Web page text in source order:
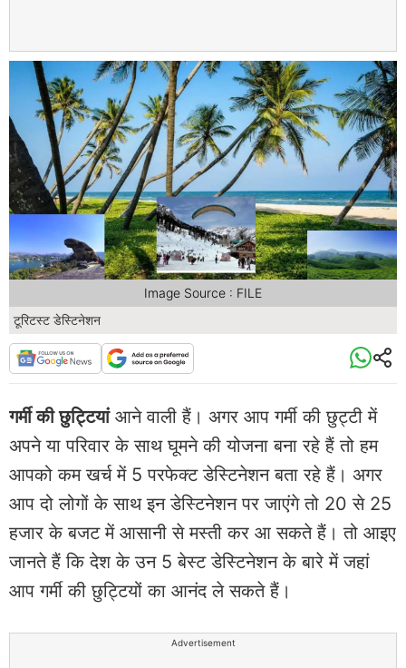
टूरिटस्ट डेस्टिनेशन
Image Source : FILE
गर्मी की छुट्टियांआने वाली हैं। अगर आप गर्मी की छुट्टी में
अपने या परिवार के साथ घूमने की योजना बना रहे हैं तो हम
आपको कम खर्च में 5 परफेक्ट डेस्टिनेशन बता रहे हैं। अगर
आप दो लोगों के साथ इन डेस्टिनेशन पर जाएंगे तो 20 से 25
हजार के बजट में आसानी से मस्ती कर आ सकते हैं। तो आइए
जानते हैं कि देश के उन 5 बेस्ट डेस्टिनेशन के बारे में जहां
आप गर्मी की छुट्टियों का आनंद ले सकते हैं।
Advertisement